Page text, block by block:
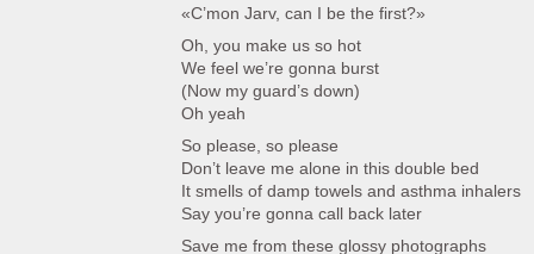
«C’mon Jarv, can I be the first?»
Oh, you make us so hot
We feel we’re gonna burst
(Now my guard’s down)
Oh yeah
So please, so please
Don’t leave me alone in this double bed
It smells of damp towels and asthma inhalers
Say you’re gonna call back later
Save me from these glossy photographs